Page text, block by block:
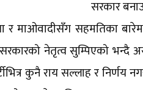
सरकार
माओवादीसँग सहमतिका
नेतृत्व सुम्पिएको भन्दै
कुनै राय सल्लाह र निर्णय